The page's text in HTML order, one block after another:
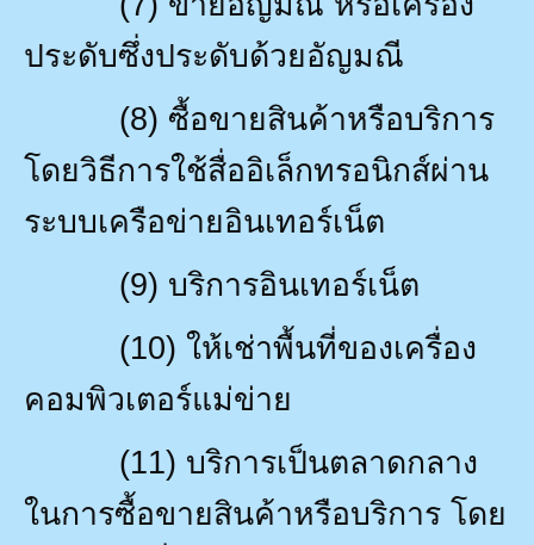
ประดับซึ่งประดับด้วยอัญมณี
(8) ซื้อขายสินค้าหรือบริการ
โดยวิธีการใช้สื่ออิเล็กทรอนิกส์ผ่าน
ระบบเครือข่ายอินเทอร์เน็ต
(9) บริการอินเทอร์เน็ต
(10) ให้เช่าพื้นที่ของเครื่อง
คอมพิวเตอร์แม่ข่าย
(11) บริการเป็นตลาดกลาง
ในการซื้อขายสินค้าหรือบริการ โดย